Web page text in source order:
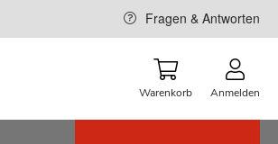
Fragen & Antworten
Warenkorb Anmelden